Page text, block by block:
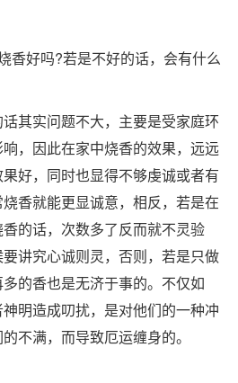
好吗?若是不好的话，会有什么
实问题不大，主要是受家庭环
，因此在家中烧香的效果，远远
好，同时也显得不够虔诚或者有
香就能更显诚意，相反，若是在
的话，次数多了反而就不灵验
讲究心诚则灵，否则，若是只做
的香也是无济于事的。不仅如
明造成叨扰，是对他们的一种冲
不满，而导致厄运缠身的。